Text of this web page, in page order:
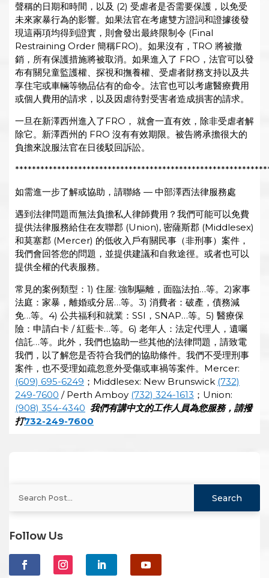
聲稱的日期和時間，以及 (2) 受虐者是否需要保護，以免受
未來家暴行為的影響。如果法官在考慮雙方證詞和證據後發
現這兩項均得到證實，則會發出最終限制令 (Final
Restraining Order 簡稱FRO)。如果沒有，TRO 將被撤
銷，所有保護措施將被取消。如果進入了 FRO，法官可以發
布有關兒童監護權、探視和撫養權、受虐者財務支持以及共
享住宅或車輛等物品佔有的命令。法官也可以考慮醫療費用
或個人費用的請求，以及因虐待對受害者造成損害的請求。
一旦在新澤西州進入了FRO， 就會一直有效，除非受虐者解
除它。新澤西州的 FRO 沒有有效期限。被告將承擔很大的
負擔來說服法官在日後駁回訴訟。
如需進一步了解或協助，請聯絡 — 中部澤西法律服務處
遇到法律問題而無法負擔私人律師費用？我們可能可以免費
提供法律服務給住在友聯郡 (Union), 密薩斯郡 (Middlesex)
和莫塞郡 (Mercer) 的低收入戶有關民事（非刑事）案件，
我們會回答您的問題，並提供建議和自救途徑。或者也可以
提供全權的代表服務。
常見的案例類型：1) 住屋: 強制驅離，面臨法拍…等。2)家事
法庭：家暴，離婚或分居…等。3) 消費者：破產，債務減
免…等。4) 公共福利和就業：SSI，SNAP…等。5) 醫療保
險：申請白卡 / 紅藍卡…等。6) 老年人：法定代理人，遺囑
信託…等。此外，我們也協助一些其他的法律問題，請致電
我們，以了解您是否符合我們的協助條件。我們不受理刑事
案件，也不受理如疏忽意外受傷或車禍等案件。Mercer:
(609) 695-6249 ；Middlesex: New Brunswick (732)
249-7600 / Perth Amboy (732) 324-1613 ；Union:
(908) 354-4340 我們有講中文的工作人員為您服務，請撥
打732-249-7600
Follow Us